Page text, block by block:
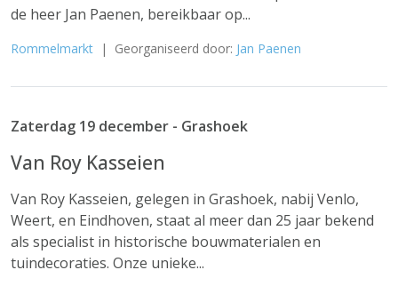
de heer Jan Paenen, bereikbaar op...
Rommelmarkt | Georganiseerd door: Jan Paenen
Zaterdag 19 december - Grashoek
Van Roy Kasseien
Van Roy Kasseien, gelegen in Grashoek, nabij Venlo,
Weert, en Eindhoven, staat al meer dan 25 jaar bekend
als specialist in historische bouwmaterialen en
tuindecoraties. Onze unieke...